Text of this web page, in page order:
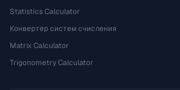
Statistics Calculator
Конвертер систем счисления
Matrix Calculator
Trigonometry Calculator